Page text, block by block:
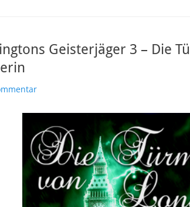
Geisterjäger 3 – Die